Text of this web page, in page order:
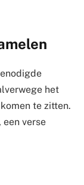
het
te zitten.
een verse